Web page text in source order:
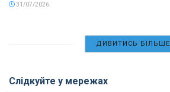
31/07/2026
ДИВИТИСЬ БІЛЬШЕ
Слідкуйте у мережах